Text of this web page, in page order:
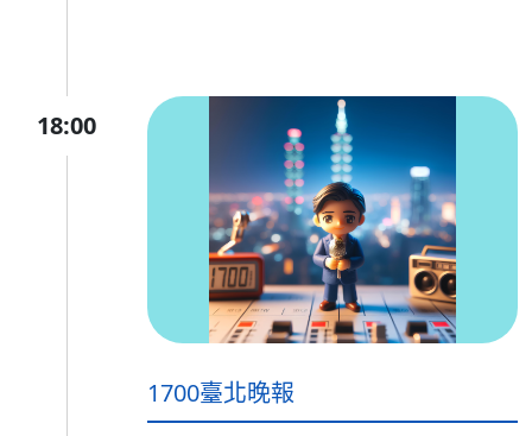
18:00
1700臺北晚報